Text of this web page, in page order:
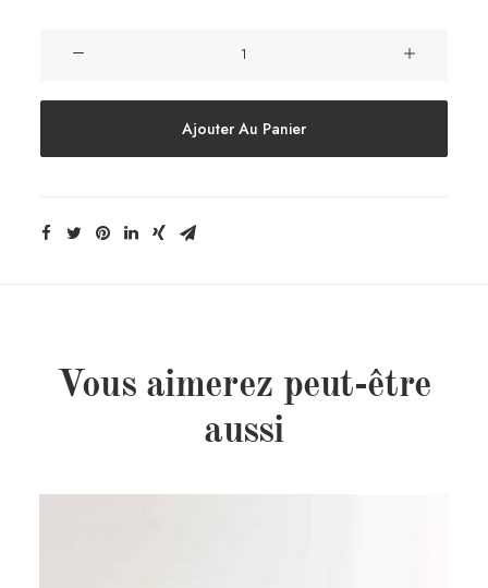
Affiche
Bon
Batignolles
Ajouter Au Panier
Vous aimerez peut-être
aussi